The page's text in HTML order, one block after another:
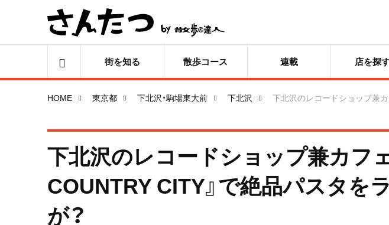
街を知る 散歩コース 連載 店を探
HOME 東京都 下北沢・駒場東大前 下北沢
下北沢のレコードショップ兼
下北沢のレコードショップ兼カフ
COUNTRY CITY』で絶品パスタを
が？